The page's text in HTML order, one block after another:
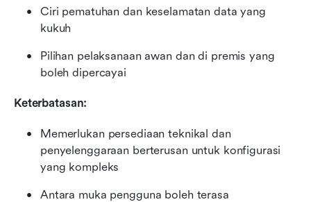
Ciri pematuhan dan keselamatan data yang
kukuh
Pilihan pelaksanaan awan dan di premis yang
boleh dipercayai
Keterbatasan:
Memerlukan persediaan teknikal dan
penyelenggaraan berterusan untuk konfigurasi
yang kompleks
Antara muka pengguna boleh terasa